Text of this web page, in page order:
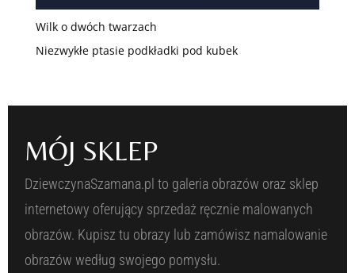
Wilk o dwóch twarzach
Niezwykłe ptasie podkładki pod kubek
MÓJ SKLEP
DziewczynaSzamana.pl to galeria obrazów oraz sklep
internetowy oferujący sprzedaż ręcznie malowanych
obrazów. Kupisz tu obrazy lub zamówisz namalowanie
obrazów według swojego pomysłu.